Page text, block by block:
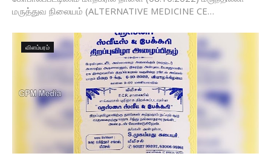
மருத்துவ நிலையம் (ALTERNATIVE MEDICINE CE…
விளம்பரம்